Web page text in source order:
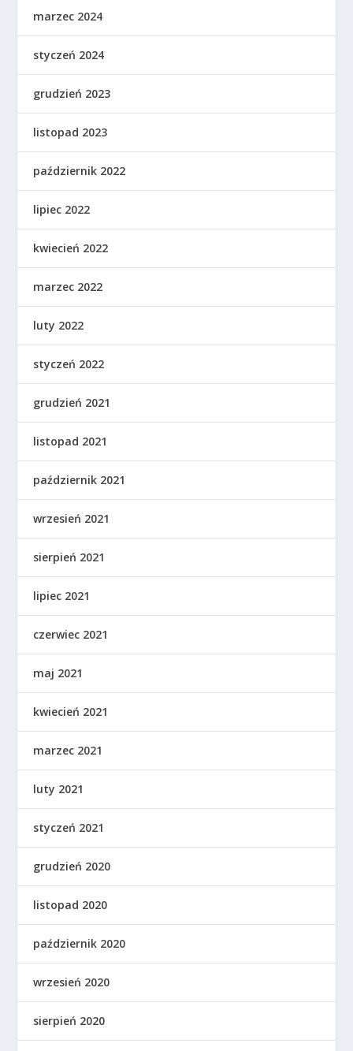
marzec 2024
styczeń 2024
grudzień 2023
listopad 2023
październik 2022
lipiec 2022
kwiecień 2022
marzec 2022
luty 2022
styczeń 2022
grudzień 2021
listopad 2021
październik 2021
wrzesień 2021
sierpień 2021
lipiec 2021
czerwiec 2021
maj 2021
kwiecień 2021
marzec 2021
luty 2021
styczeń 2021
grudzień 2020
listopad 2020
październik 2020
wrzesień 2020
sierpień 2020